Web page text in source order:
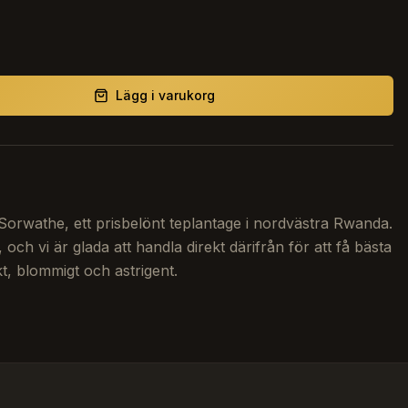
Lägg i varukorg
ett prisbelönt teplantage i nordvästra Rwanda.
och vi är glada att handla direkt därifrån för att få bästa
blommigt och astrigent.